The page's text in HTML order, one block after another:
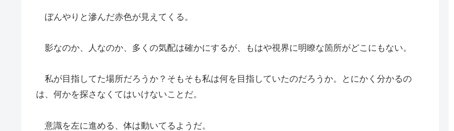
ぼんやりと滲んだ赤色が見えてくる。
影なのか、人なのか、多くの気配は確かにするが、もはや視界に明瞭な箇所がどこにもない。
私が目指してた場所だろうか？そもそも私は何を目指していたのだろうか。とにかく分かるの
は、何かを探さなくてはいけないことだ。
意識を左に進める、体は動いてるようだ。